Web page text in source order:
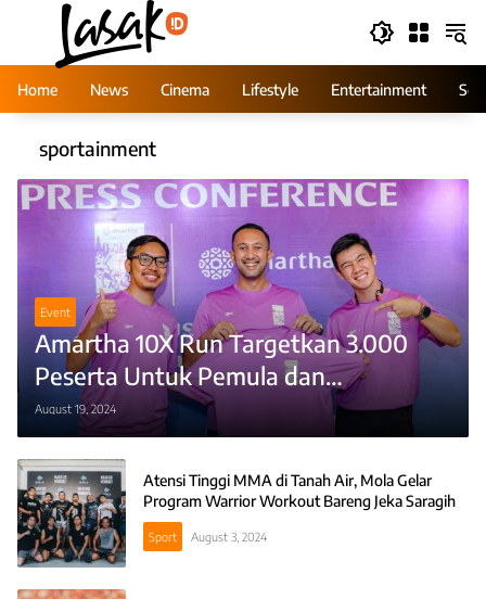
Home
News Cinema Lifestyle Entertainment
sportainment
Event
Amartha 10X Run Targetkan 3.000
Peserta Untuk Pemula dan
Profesional
August 19, 2024
Atensi Tinggi MMA di Tanah Air, Mola Gelar
Program Warrior Workout Bareng Jeka Saragih
Sport August 3, 2024